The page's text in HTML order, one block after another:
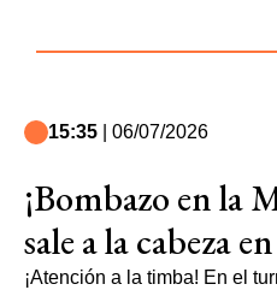
15:35 | 06/07/2026
¡Bombazo en la
sale a la cabeza
¡Atención a la timba! En el